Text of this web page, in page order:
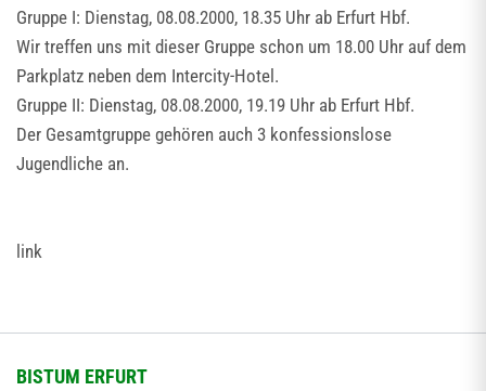
Gruppe I: Dienstag, 08.08.2000, 18.35 Uhr ab Erfurt Hbf.
Wir treffen uns mit dieser Gruppe schon um 18.00 Uhr auf dem
Parkplatz neben dem Intercity-Hotel.
Gruppe II: Dienstag, 08.08.2000, 19.19 Uhr ab Erfurt Hbf.
Der Gesamtgruppe gehören auch 3 konfessionslose
Jugendliche an.
link
BISTUM ERFURT